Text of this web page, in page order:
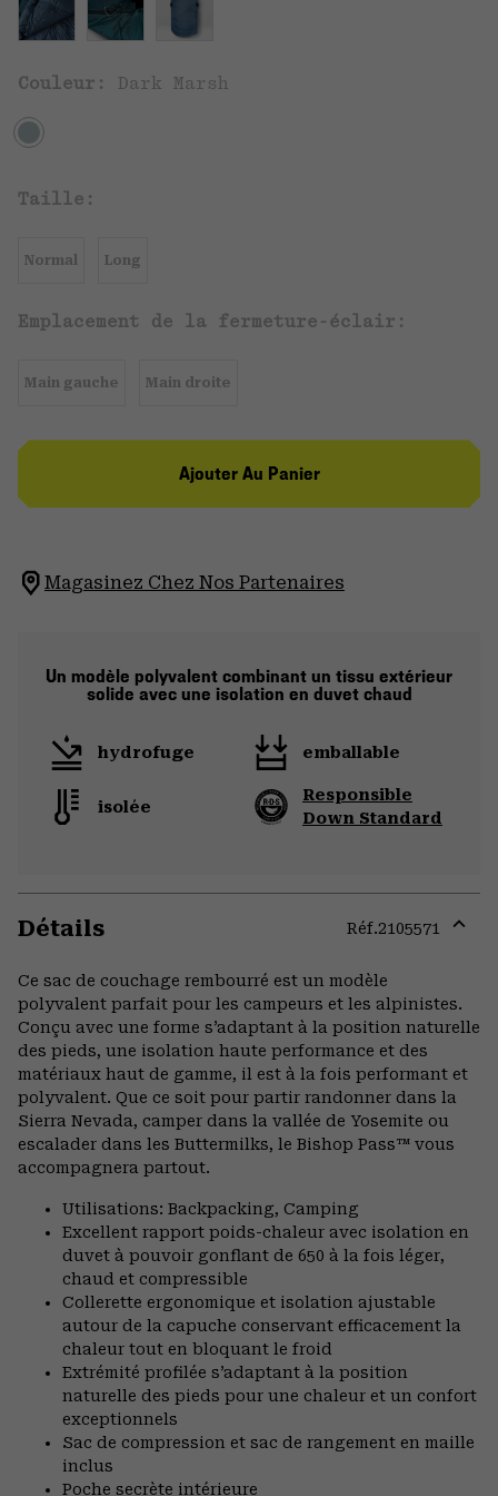
Couleur: Dark Marsh
Taille:
Normal Long
Emplacement de la fermeture-éclair:
Main gauche Main droite
Ajouter Au Panier
Magasinez Chez Nos Partenaires
Un modèle polyvalent combinant un tissu extérieur
solide avec une isolation en duvet chaud
hydrofuge emballable
isolée
Responsible
Down Standard
Détails Réf.2105571
Ce sac de couchage rembourré est un modèle
polyvalent parfait pour les campeurs et les alpinistes.
Conçu avec une forme s’adaptant à la position naturelle
des pieds, une isolation haute performance et des
matériaux haut de gamme, il est à la fois performant et
polyvalent. Que ce soit pour partir randonner dans la
Sierra Nevada, camper dans la vallée de Yosemite ou
escalader dans les Buttermilks, le Bishop Pass™ vous
accompagnera partout.
Utilisations: Backpacking, Camping
Excellent rapport poids-chaleur avec isolation en
duvet à pouvoir gonflant de 650 à la fois léger,
chaud et compressible
Collerette ergonomique et isolation ajustable
autour de la capuche conservant efficacement la
chaleur tout en bloquant le froid
Extrémité profilée s’adaptant à la position
naturelle des pieds pour une chaleur et un confort
exceptionnels
Sac de compression et sac de rangement en maille
inclus
Poche secrète intérieure